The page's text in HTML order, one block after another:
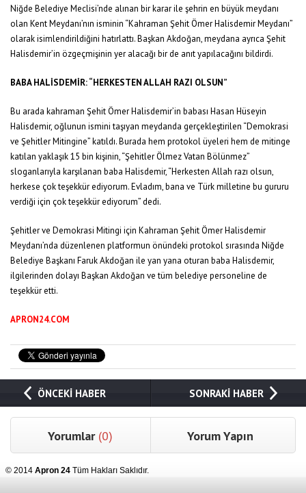
Niğde Belediye Meclisi’nde alınan bir karar ile şehrin en büyük meydanı
olan Kent Meydanı’nın isminin “Kahraman Şehit Ömer Halisdemir Meydanı”
olarak isimlendirildiğini hatırlattı. Başkan Akdoğan, meydana ayrıca Şehit
Halisdemir’in özgeçmişinin yer alacağı bir de anıt yapılacağını bildirdi.
BABA HALİSDEMİR: “HERKESTEN ALLAH RAZI OLSUN”
Bu arada kahraman Şehit Ömer Halisdemir’in babası Hasan Hüseyin
Halisdemir, oğlunun ismini taşıyan meydanda gerçekleştirilen “Demokrasi
ve Şehitler Mitingine” katıldı. Burada hem protokol üyeleri hem de mitinge
katılan yaklaşık 15 bin kişinin, “Şehitler Ölmez Vatan Bölünmez”
sloganlarıyla karşılanan baba Halisdemir, “Herkesten Allah razı olsun,
herkese çok teşekkür ediyorum. Evladım, bana ve Türk milletine bu gururu
verdiği için çok teşekkür ediyorum” dedi.
Şehitler ve Demokrasi Mitingi için Kahraman Şehit Ömer Halisdemir
Meydanı’nda düzenlenen platformun önündeki protokol sırasında Niğde
Belediye Başkanı Faruk Akdoğan ile yan yana oturan baba Halisdemir,
ilgilerinden dolayı Başkan Akdoğan ve tüm belediye personeline de
teşekkür etti.
APRON24.COM
ÖNCEKİ HABER SONRAKİ HABER
Yorumlar (0) Yorum Yapın
© 2014 Apron 24 Tüm Hakları Saklıdır.